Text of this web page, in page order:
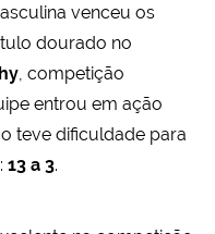
venceu os
dourado no
, competição
entrou em ação
teve dificuldade para
13 a 3.